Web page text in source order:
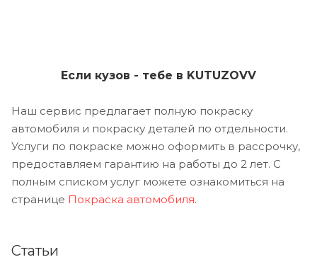
Если кузов - тебе в KUTUZOVV
Наш сервис предлагает полную покраску
автомобиля и покраску деталей по отдельности.
Услуги по покраске можно оформить в рассрочку,
предоставляем гарантию на работы до 2 лет. С
полным списком услуг можете ознакомиться на
странице Покраска автомобиля.
Статьи